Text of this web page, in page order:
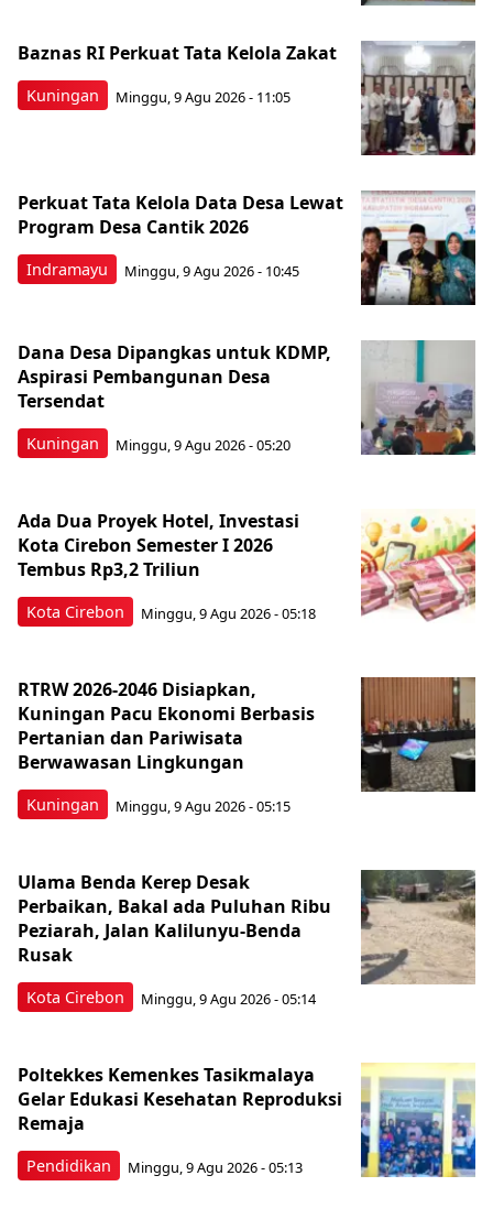
Kuningan
Baznas RI Perkuat Tata Kelola Zakat
Minggu, 9 Agu 2026 - 11:05
Indramayu
Perkuat Tata Kelola Data Desa Lewat
Program Desa Cantik 2026
Minggu, 9 Agu 2026 - 10:45
Kuningan
Dana Desa Dipangkas untuk KDMP,
Aspirasi Pembangunan Desa
Tersendat
Minggu, 9 Agu 2026 - 05:20
Kota Cirebon
Ada Dua Proyek Hotel, Investasi
Kota Cirebon Semester I 2026
Tembus Rp3,2 Triliun
Minggu, 9 Agu 2026 - 05:18
Kuningan
RTRW 2026-2046 Disiapkan,
Kuningan Pacu Ekonomi Berbasis
Pertanian dan Pariwisata
Berwawasan Lingkungan
Minggu, 9 Agu 2026 - 05:15
Kota Cirebon
Ulama Benda Kerep Desak
Perbaikan, Bakal ada Puluhan Ribu
Peziarah, Jalan Kalilunyu-Benda
Rusak
Minggu, 9 Agu 2026 - 05:14
Pendidikan
Poltekkes Kemenkes Tasikmalaya
Gelar Edukasi Kesehatan Reproduksi
Remaja
Minggu, 9 Agu 2026 - 05:13